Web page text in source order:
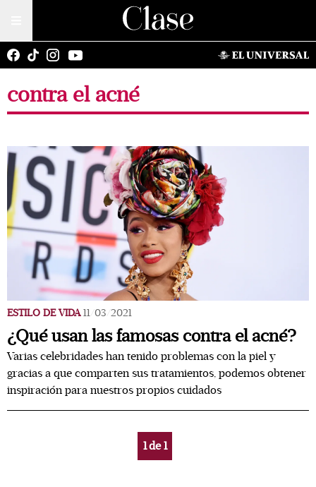
contra el acné
ESTILO DE VIDA 11/03/2021
¿Qué usan las famosas contra el acné?
Varias celebridades han tenido problemas con la piel y
gracias a que comparten sus tratamientos, podemos obtener
inspiración para nuestros propios cuidados
1de1